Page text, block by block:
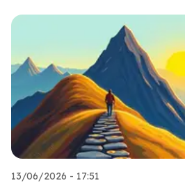
13/06/2026 - 17:51